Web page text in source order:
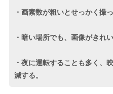
・画素数が粗いとせっかく撮
・暗い場所でも、画像がきれ
・夜に運転することも多く、
減する。